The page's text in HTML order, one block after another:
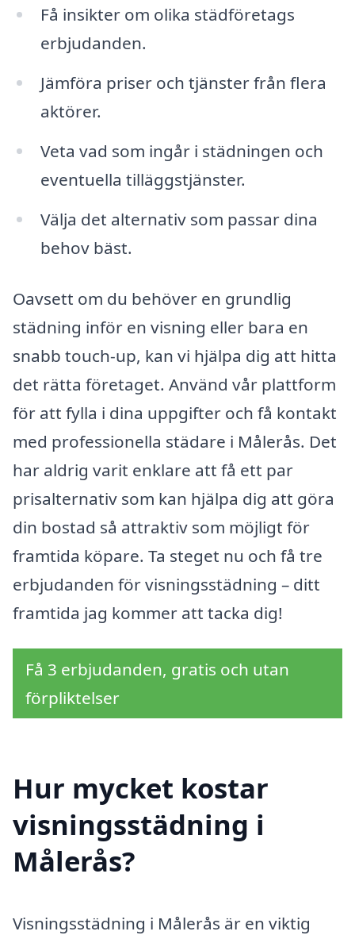
Få insikter om olika städföretags
erbjudanden.
Jämföra priser och tjänster från flera
aktörer.
Veta vad som ingår i städningen och
eventuella tilläggstjänster.
Välja det alternativ som passar dina
behov bäst.
Oavsett om du behöver en grundlig
städning inför en visning eller bara en
snabb touch-up, kan vi hjälpa dig att hitta
det rätta företaget. Använd vår plattform
för att fylla i dina uppgifter och få kontakt
med professionella städare i Målerås. Det
har aldrig varit enklare att få ett par
prisalternativ som kan hjälpa dig att göra
din bostad så attraktiv som möjligt för
framtida köpare. Ta steget nu och få tre
erbjudanden för visningsstädning – ditt
framtida jag kommer att tacka dig!
Få 3 erbjudanden, gratis och utan
förpliktelser
Hur mycket kostar
visningsstädning i
Målerås?
Visningsstädning i Målerås är en viktig